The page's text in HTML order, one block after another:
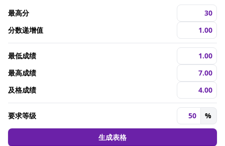
最高分
分数递增值
最低成绩
最高成绩
及格成绩
要求等级 %
生成表格